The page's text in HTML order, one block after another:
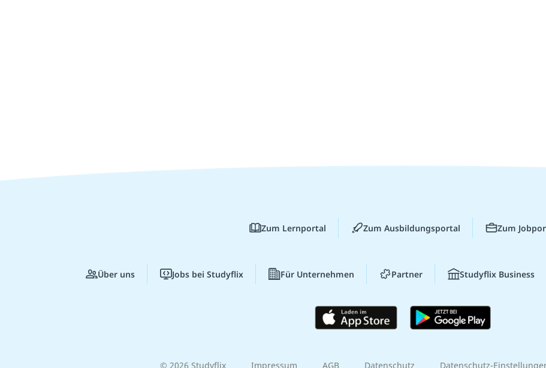
Zum Lernportal Zum Ausbildungsportal Zum
Über uns Jobs bei Studyflix Für Unternehmen Partner Studyflix Business
© 2026 Studyflix Impressum AGB Datenschutz Datenschutz-